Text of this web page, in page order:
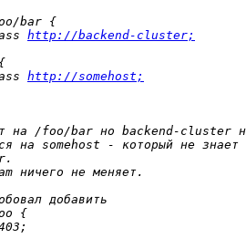
http://backend-cluster;
http://somehost;